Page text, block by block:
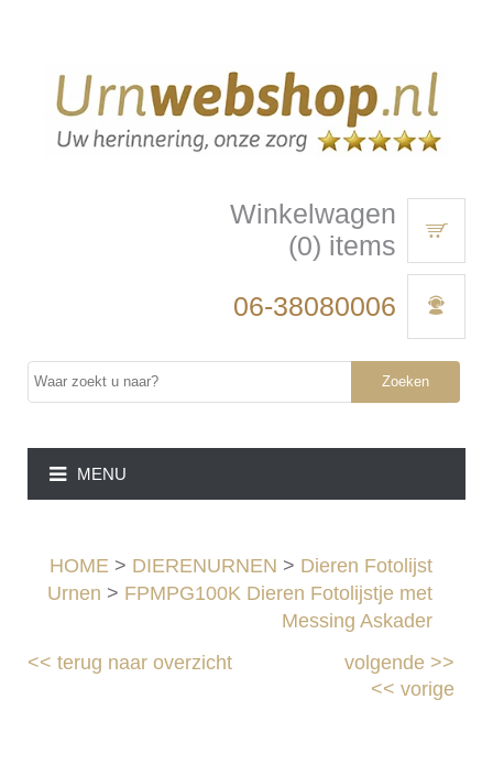
Winkelwagen
(0) items
06-38080006
Zoeken
MENU
HOME > DIERENURNEN > Dieren Fotolijst
Urnen > FPMPG100K Dieren Fotolijstje met
Messing Askader
<<terug naar overzicht volgende>>
<< vorige